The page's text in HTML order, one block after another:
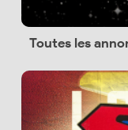
Toutes les